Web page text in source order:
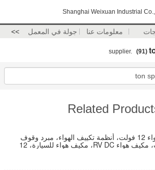
Shanghai Weixuan Industrial
معلومات عنا جولة في المعمل >>
(91)
Related
مكيف هواء 12 فولت، أنظمة تكييف الهواء، مبرد وقوف
السيارات، مكيف هواء RV DC، مكيف هواء للسيارة، 12